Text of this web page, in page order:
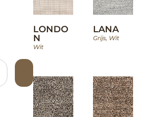
LONDO
N
Wit
LANA
Grijs, Wit